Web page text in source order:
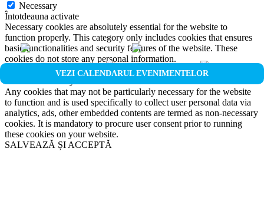
VEZI CALENDARUL EVENIMENTELOR
Necessary
Întotdeauna activate
Necessary cookies are absolutely essential for the website to
function properly. This category only includes cookies that ensures
basic functionalities and security features of the website. These
cookies do not store any personal information.
Non-necessary
Any cookies that may not be particularly necessary for the website
to function and is used specifically to collect user personal data via
analytics, ads, other embedded contents are termed as non-necessary
cookies. It is mandatory to procure user consent prior to running
these cookies on your website.
SALVEAZĂ ȘI ACCEPTĂ